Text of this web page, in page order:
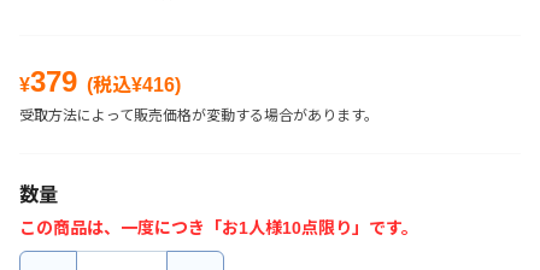
¥379 (税込¥416)
受取方法によって販売価格が変動する場合があります。
数量
この商品は、一度につき「お1人様10点限り」です。